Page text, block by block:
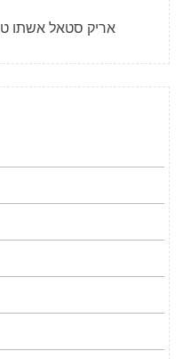
אריק סטאל אשתו